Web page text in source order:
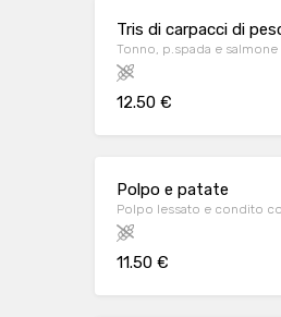
Tris di carpacci di
Tonno, p.spada e
12.50 €
Polpo e patate
Polpo lessato e condito
11.50 €